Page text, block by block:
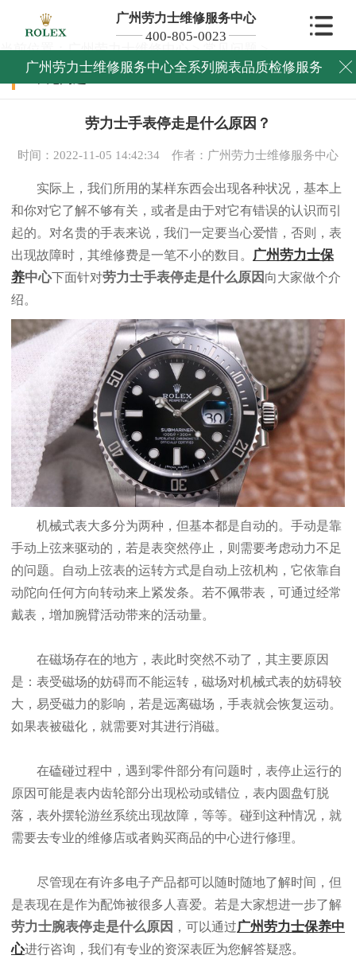
广州劳力士维修服务中心
400-805-0023
广州劳力士维修服务中心全系列腕表品质检修服务 
当前位置：广州劳力士维修中心>常见问题>
常见问题
劳力士手表停走是什么原因？
时间：2022-11-05 14:42:34 作者：广州劳力士维修服务中心
实际上，我们所用的某样东西会出现各种状况，基本上
和你对它了解不够有关，或者是由于对它有错误的认识而引
起的。对名贵的手表来说，我们一定要当心爱惜，否则，表
出现故障时，其维修费是一笔不小的数目。 广州劳力士保
养中心下面针对劳力士手表停走是什么原因 向大家做个介
绍。
机械式表大多分为两种，但基本都是自动的。手动是靠
手动上弦来驱动的，若是表突然停止，则需要考虑动力不足
的问题。自动上弦表的运转方式是自动上弦机构，它依靠自
动陀向任何方向转动来上紧发条。若不佩带表，可通过经常
戴表，增加腕臂活动带来的活动量。
在磁场存在的地方，表此时突然不动了，其主要原因
是：表受磁场的妨碍而不能运转，磁场对机械式表的妨碍较
大，易受磁力的影响，若是远离磁场，手表就会恢复运动。
如果表被磁化，就需要对其进行消磁。
在磕碰过程中，遇到零件部分有问题时，表停止运行的
原因可能是表内齿轮部分出现松动或错位，表内圆盘钉脱
落，表外摆轮游丝系统出现故障，等等。碰到这种情况，就
需要去专业的维修店或者购买商品的中心进行修理。
尽管现在有许多电子产品都可以随时随地了解时间，但
是表现在是作为配饰被很多人喜爱。若是大家想进一步了解
劳力士腕表停走是什么原因 ，可以通过广州劳力士保养中
心进行咨询，我们有专业的资深表匠为您解答疑惑。